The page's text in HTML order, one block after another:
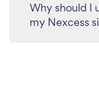
Why should I
my Nexcess